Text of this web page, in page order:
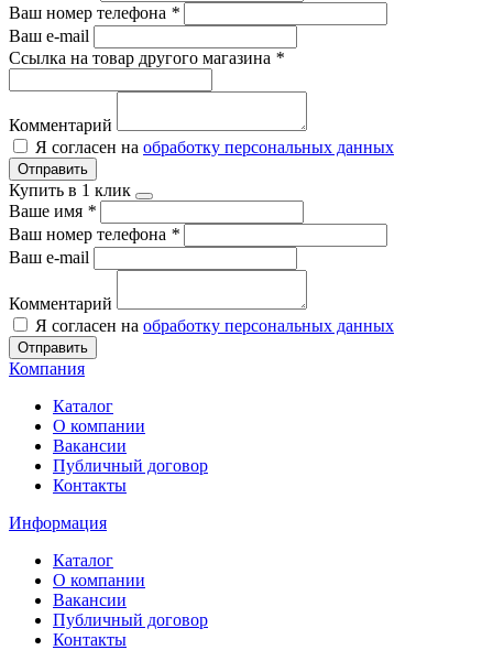
Ваш номер телефона *
Ваш e-mail
Ссылка на товар другого магазина *
Комментарий
Я согласен на обработку персональных данных
Отправить
Купить в 1 клик
Ваше имя *
Ваш номер телефона *
Ваш e-mail
Комментарий
Я согласен на обработку персональных данных
Отправить
Компания
Каталог
О компании
Вакансии
Публичный договор
Контакты
Информация
Каталог
О компании
Вакансии
Публичный договор
Контакты